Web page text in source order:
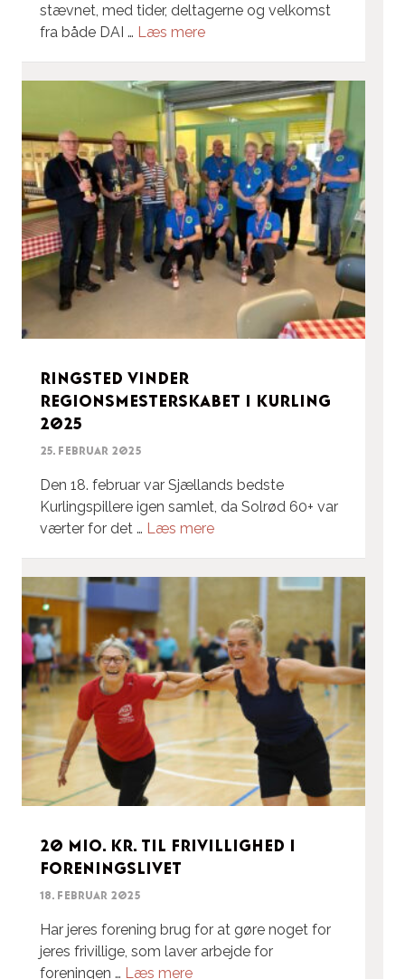
stævnet, med tider, deltagerne og velkomst
fra både DAI … Læs mere
Ringsted vinder
Regionsmesterskabet i Kurling
2025
25. februar 2025
Den 18. februar var Sjællands bedste
Kurlingspillere igen samlet, da Solrød 60+ var
værter for det … Læs mere
20 mio. kr. til frivillighed i
foreningslivet
18. februar 2025
Har jeres forening brug for at gøre noget for
jeres frivillige, som laver arbejde for
foreningen … Læs mere